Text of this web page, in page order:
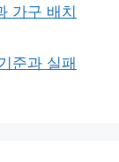
가구 배치
준과 실패